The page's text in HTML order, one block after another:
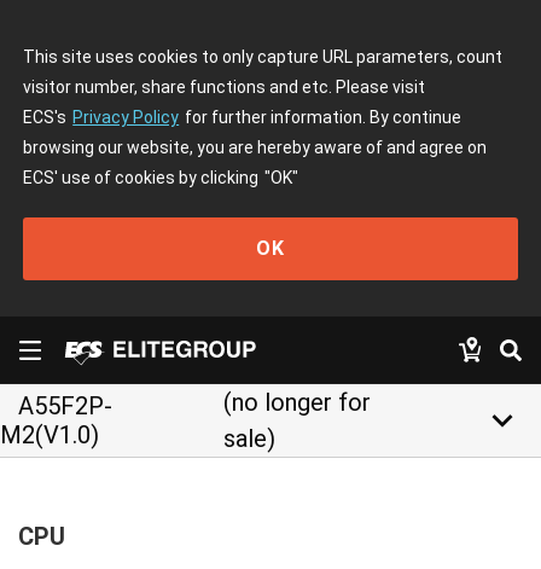
This site uses cookies to only capture URL parameters, count
visitor number, share functions and etc. Please visit
ECS's Privacy Policy for further information. By continue
browsing our website, you are hereby aware of and agree on
ECS' use of cookies by clicking "OK"
OK
A55F2P-
M2(V1.0)
(no longer for
sale)
keyboard_arrow_down
CPU